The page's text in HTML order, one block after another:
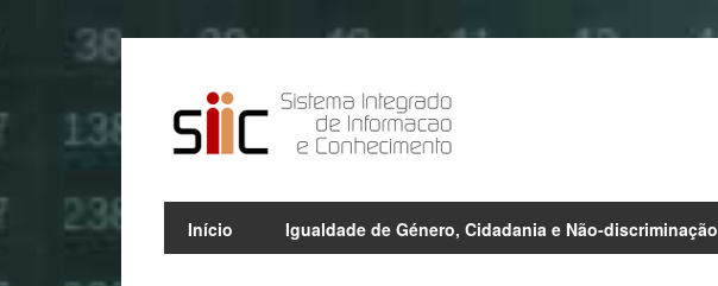
Início Igualdade de Género, Cidadania e Não-discriminação